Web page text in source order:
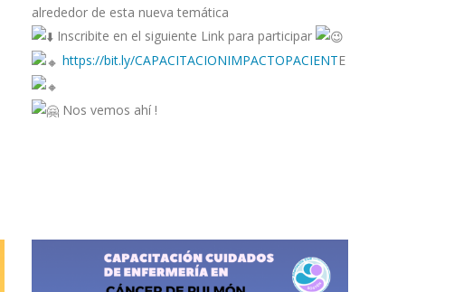
alrededor de esta nueva temática
Inscribite en el siguiente Link para participar
https://bit.ly/CAPACITACIONIMPACTOPACIENTE
Nos vemos ahí !